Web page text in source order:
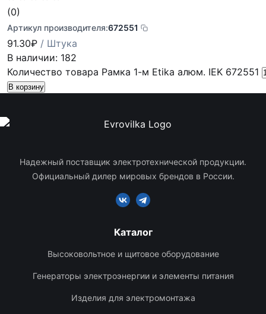
(0)
Артикул производителя:672551
91.30₽ / Штука
В наличии: 182
Количество товара Рамка 1-м Etika алюм. IEK 672551
В корзину
Надежный поставщик электротехнической продукции.
Официальный дилер мировых брендов в России.
Каталог
Высоковольтное и щитовое оборудование
Генераторы электроэнергии и элементы питания
Изделия для электромонтажа